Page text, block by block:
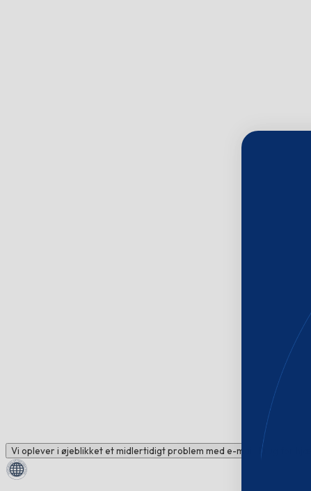
Vi oplever i øjeblikket et midlertidigt problem med e-mail. Brug for